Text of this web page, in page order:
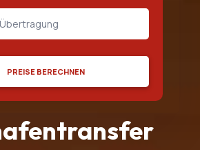
Nurnberg
Mannheim
Flörsheim
PREISE BERECHNEN